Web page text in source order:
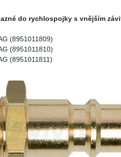
do rychlospojky s vnějším
(8951011809)
(8951011810)
(8951011811)